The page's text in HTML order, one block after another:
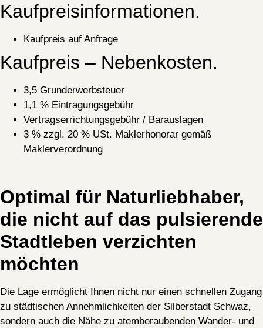
Kaufpreisinformationen.
Kaufpreis auf Anfrage
Kaufpreis – Nebenkosten.
3,5 Grunderwerbsteuer
1,1 % Eintragungsgebühr
Vertragserrichtungsgebühr / Barauslagen
3 % zzgl. 20 % USt. Maklerhonorar gemäß
Maklerverordnung
Optimal für Naturliebhaber,
die nicht auf das pulsierende
Stadtleben verzichten
möchten
Die Lage ermöglicht Ihnen nicht nur einen schnellen Zugang
zu städtischen Annehmlichkeiten der Silberstadt Schwaz,
sondern auch die Nähe zu atemberaubenden Wander- und